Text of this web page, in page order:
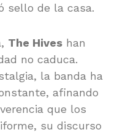
sello de la casa.
The Hives han
no caduca.
la banda ha
afinando
que los
su discurso